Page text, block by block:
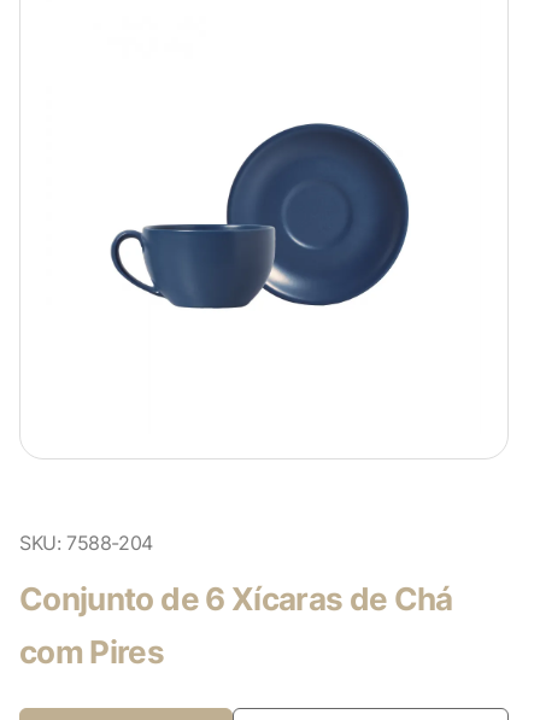
SKU: 7588-204
Conjunto de 6 Xícaras de Chá
com Pires